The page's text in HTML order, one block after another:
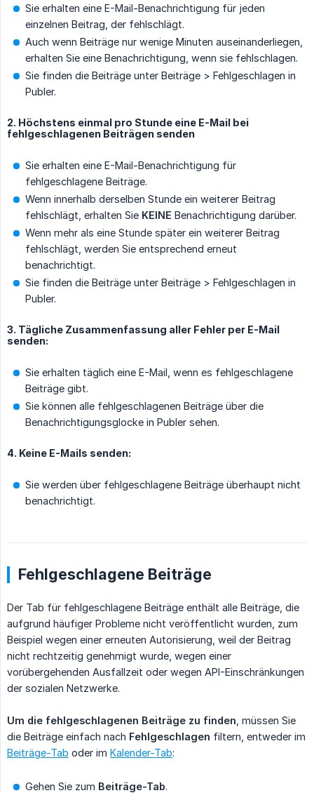
Sie erhalten eine E-Mail-Benachrichtigung für jeden
einzelnen Beitrag, der fehlschlägt.
Auch wenn Beiträge nur wenige Minuten auseinanderliegen,
erhalten Sie eine Benachrichtigung, wenn sie fehlschlagen.
Sie finden die Beiträge unter Beiträge > Fehlgeschlagen in
Publer.
2. Höchstens einmal pro Stunde eine E-Mail bei
fehlgeschlagenen Beiträgen senden
Sie erhalten eine E-Mail-Benachrichtigung für
fehlgeschlagene Beiträge.
Wenn innerhalb derselben Stunde ein weiterer Beitrag
fehlschlägt, erhalten Sie KEINE Benachrichtigung darüber.
Wenn mehr als eine Stunde später ein weiterer Beitrag
fehlschlägt, werden Sie entsprechend erneut
benachrichtigt.
Sie finden die Beiträge unter Beiträge > Fehlgeschlagen in
Publer.
3. Tägliche Zusammenfassung aller Fehler per E-Mail
senden:
Sie erhalten täglich eine E-Mail, wenn es fehlgeschlagene
Beiträge gibt.
Sie können alle fehlgeschlagenen Beiträge über die
Benachrichtigungsglocke in Publer sehen.
4. Keine E-Mails senden:
Sie werden über fehlgeschlagene Beiträge überhaupt nicht
benachrichtigt.
Fehlgeschlagene Beiträge
Der Tab für fehlgeschlagene Beiträge enthält alle Beiträge, die
aufgrund häufiger Probleme nicht veröffentlicht wurden, zum
Beispiel wegen einer erneuten Autorisierung, weil der Beitrag
nicht rechtzeitig genehmigt wurde, wegen einer
vorübergehenden Ausfallzeit oder wegen API-Einschränkungen
der sozialen Netzwerke.
Um die fehlgeschlagenen Beiträge zu finden , müssen Sie
die Beiträge einfach nach Fehlgeschlagen filtern, entweder im
Beiträge-Tab oder im Kalender-Tab:
Gehen Sie zum Beiträge-Tab.